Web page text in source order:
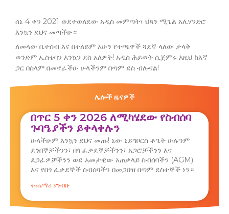
ሰኔ 4 ቀን 2021 ወደተወለደው አዲስ መምጣት፣ ህጻን ሚጌል አሌሃንድሮ
እንኳን ደህና መጣችሁ።
ለመላው ቤተሰብ እና በተለይም አሁን የተጫዋች ጓደኛ ላለው ታላቅ
ወንድም ኢስቴባን እንኳን ደስ አለዎት! አዲስ ሕይወት ሲጀምሩ እዚህ ከእኛ
ጋር በሰላም በመኖራችሁ ሁላችንም በጣም ደስ ብሎናል!
ሌሎች ዜናዎች
በጥር 5 ቀን 2026 ለሚካሄደው የስብሰባ
ጉባዔያችን ይቀላቀሉን
ሁላችሁም እንኳን ደህና መጡ! ኒው ኔይግቦርስ ቶጌት ሁሉንም
ደንበኞቻችንን፣ በጎ ፈቃደኞቻችንን፣ አጋሮቻችንን እና
ደጋፊዎቻችንን ወደ አመታዊው አጠቃላይ ስብሰባችን (AGM)
እና የበጎ ፈቃደኞች ስብሰባችን በመጋበዝ በጣም ደስተኞች ነን።
ተጨማሪ ያንብቡ